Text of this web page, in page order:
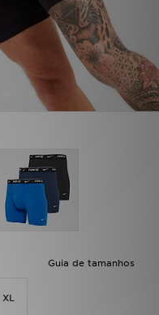
Guia de tamanhos
XL